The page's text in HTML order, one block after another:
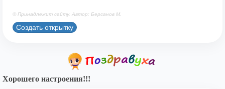
© Принадлежит сайту. Автор: Берсанов М.
Создать открытку
Хорошего настроения!!!